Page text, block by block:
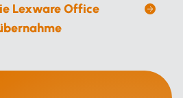
Lexware Office